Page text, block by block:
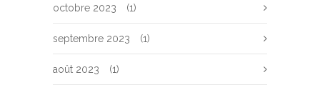
octobre 2023 (1)
septembre 2023 (1)
août 2023 (1)